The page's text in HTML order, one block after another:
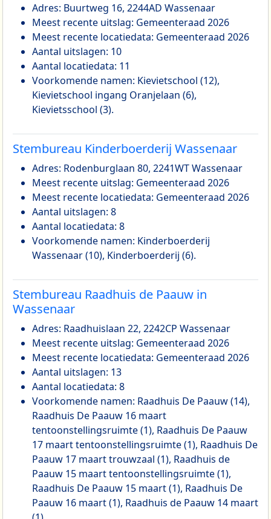
Adres: Buurtweg 16, 2244AD Wassenaar
Meest recente uitslag: Gemeenteraad 2026
Meest recente locatiedata: Gemeenteraad 2026
Aantal uitslagen: 10
Aantal locatiedata: 11
Voorkomende namen: Kievietschool (12),
Kievietschool ingang Oranjelaan (6),
Kievietsschool (3).
Stembureau Kinderboerderij Wassenaar
Adres: Rodenburglaan 80, 2241WT Wassenaar
Meest recente uitslag: Gemeenteraad 2026
Meest recente locatiedata: Gemeenteraad 2026
Aantal uitslagen: 8
Aantal locatiedata: 8
Voorkomende namen: Kinderboerderij
Wassenaar (10), Kinderboerderij (6).
Stembureau Raadhuis de Paauw in
Wassenaar
Adres: Raadhuislaan 22, 2242CP Wassenaar
Meest recente uitslag: Gemeenteraad 2026
Meest recente locatiedata: Gemeenteraad 2026
Aantal uitslagen: 13
Aantal locatiedata: 8
Voorkomende namen: Raadhuis De Paauw (14),
Raadhuis De Paauw 16 maart
tentoonstellingsruimte (1), Raadhuis De Paauw
17 maart tentoonstellingsruimte (1), Raadhuis De
Paauw 17 maart trouwzaal (1), Raadhuis de
Paauw 15 maart tentoonstellingsruimte (1),
Raadhuis De Paauw 15 maart (1), Raadhuis De
Paauw 16 maart (1), Raadhuis de Paauw 14 maart